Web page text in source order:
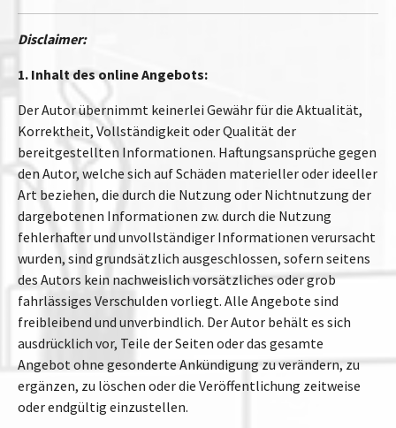
Disclaimer:
1. Inhalt des online Angebots:
Der Autor übernimmt keinerlei Gewähr für die Aktualität,
Korrektheit, Vollständigkeit oder Qualität der
bereitgestellten Informationen. Haftungsansprüche gegen
den Autor, welche sich auf Schäden materieller oder ideeller
Art beziehen, die durch die Nutzung oder Nichtnutzung der
dargebotenen Informationen zw. durch die Nutzung
fehlerhafter und unvollständiger Informationen verursacht
wurden, sind grundsätzlich ausgeschlossen, sofern seitens
des Autors kein nachweislich vorsätzliches oder grob
fahrlässiges Verschulden vorliegt. Alle Angebote sind
freibleibend und unverbindlich. Der Autor behält es sich
ausdrücklich vor, Teile der Seiten oder das gesamte
Angebot ohne gesonderte Ankündigung zu verändern, zu
ergänzen, zu löschen oder die Veröffentlichung zeitweise
oder endgültig einzustellen.